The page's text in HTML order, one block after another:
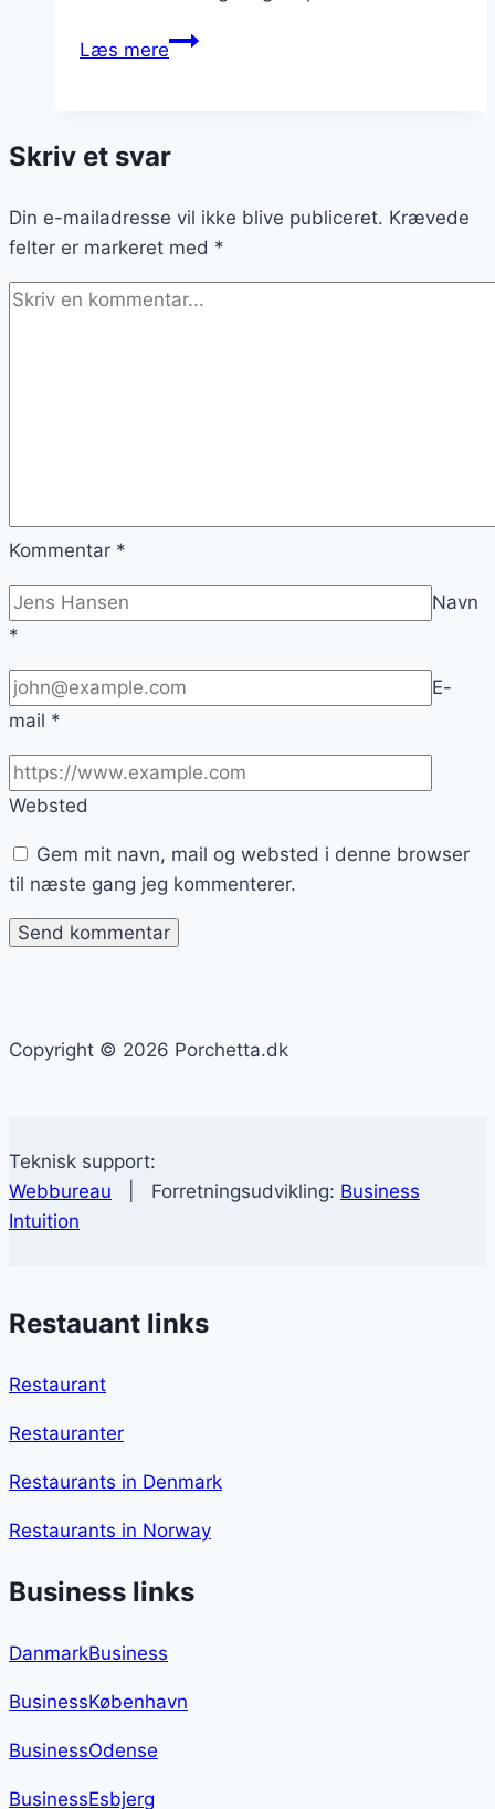
Læs merePorchetta
festmiddag
Skriv et svar
Din e-mailadresse vil ikke blive publiceret. Krævede
felter er markeret med *
Kommentar *
Navn
*
E-
mail *
Websted
Gem mit navn, mail og websted i denne browser
til næste gang jeg kommenterer.
Copyright © 2026 Porchetta.dk
Teknisk support:
Webbureau | Forretningsudvikling: Business
Intuition
Restauant links
Restaurant
Restauranter
Restaurants in Denmark
Restaurants in Norway
Business links
DanmarkBusiness
BusinessKøbenhavn
BusinessOdense
BusinessEsbjerg